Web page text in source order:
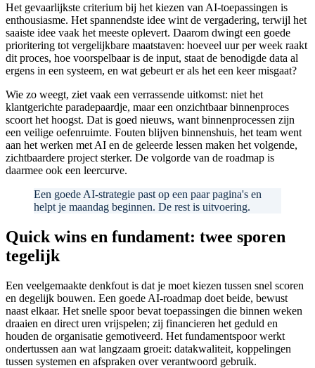
Het gevaarlijkste criterium bij het kiezen van AI-toepassingen is
enthousiasme. Het spannendste idee wint de vergadering, terwijl het
saaiste idee vaak het meeste oplevert. Daarom dwingt een goede
prioritering tot vergelijkbare maatstaven: hoeveel uur per week raakt
dit proces, hoe voorspelbaar is de input, staat de benodigde data al
ergens in een systeem, en wat gebeurt er als het een keer misgaat?
Wie zo weegt, ziet vaak een verrassende uitkomst: niet het
klantgerichte paradepaardje, maar een onzichtbaar binnenproces
scoort het hoogst. Dat is goed nieuws, want binnenprocessen zijn
een veilige oefenruimte. Fouten blijven binnenshuis, het team went
aan het werken met AI en de geleerde lessen maken het volgende,
zichtbaardere project sterker. De volgorde van de roadmap is
daarmee ook een leercurve.
Een goede AI-strategie past op een paar pagina's en
helpt je maandag beginnen. De rest is uitvoering.
Quick wins en fundament: twee sporen
tegelijk
Een veelgemaakte denkfout is dat je moet kiezen tussen snel scoren
en degelijk bouwen. Een goede AI-roadmap doet beide, bewust
naast elkaar. Het snelle spoor bevat toepassingen die binnen weken
draaien en direct uren vrijspelen; zij financieren het geduld en
houden de organisatie gemotiveerd. Het fundamentspoor werkt
ondertussen aan wat langzaam groeit: datakwaliteit, koppelingen
tussen systemen en afspraken over verantwoord gebruik.